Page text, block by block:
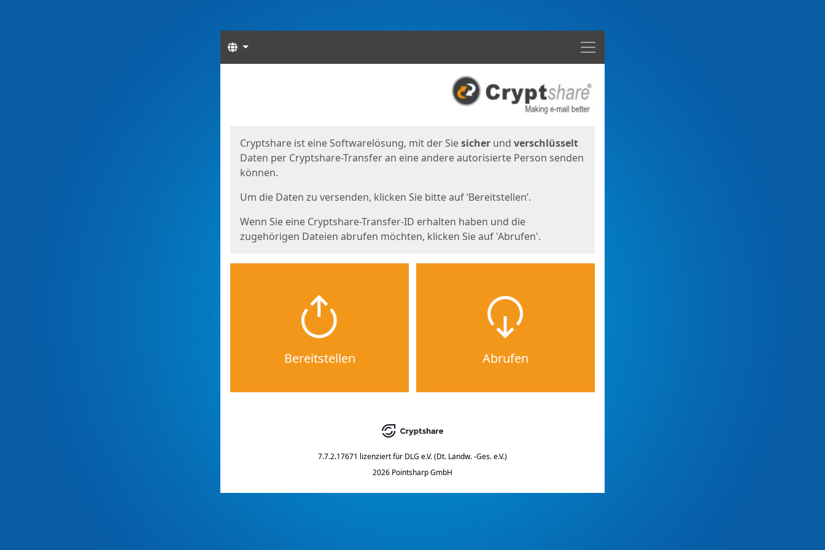
Menü
Sprachen
Cryptshare ist eine Softwarelösung, mit der Siesicher und verschlüsselt
Daten per Cryptshare-Transfer an eine andere autorisierte Person senden
können.
Um die Daten zu versenden, klicken Sie bitte auf ‘Bereitstellen’.
Wenn Sie eine Cryptshare-Transfer-ID erhalten haben und die
zugehörigen Dateien abrufen möchten, klicken Sie auf 'Abrufen'.
Bereitstellen Abrufen
7.7.2.17671 lizenziert für DLG e.V. (Dt. Landw. -Ges. e.V.)
2026 Pointsharp GmbH